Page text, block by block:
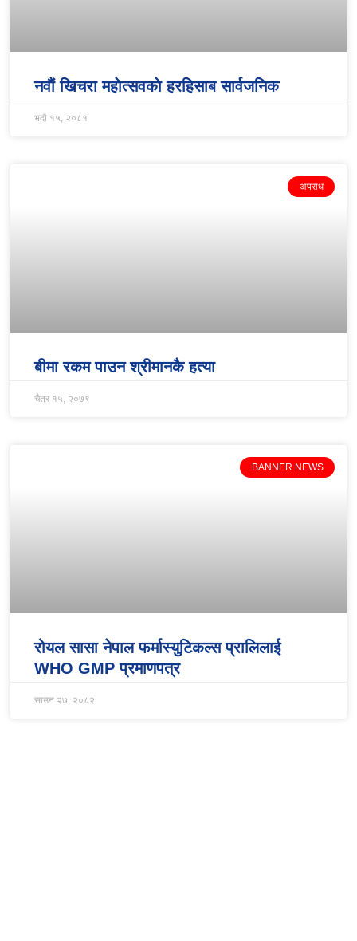
नवाैं खिचरा महाेत्सवकाे हरहिसाब सार्वजनिक
भदौ १५, २०८१
अपराध
बीमा रकम पाउन श्रीमानकै हत्या
चैत्र १५, २०७९
BANNER NEWS
रोयल सासा नेपाल फर्मास्युटिकल्स प्रालिलाई
WHO GMP प्रमाणपत्र
साउन २७, २०८२